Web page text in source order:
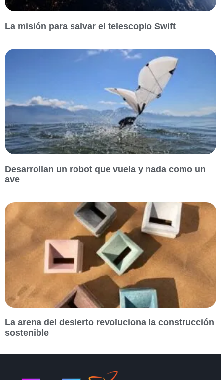
La misión para salvar el telescopio Swift
Desarrollan un robot que vuela y nada como un
ave
La arena del desierto revoluciona la construcción
sostenible